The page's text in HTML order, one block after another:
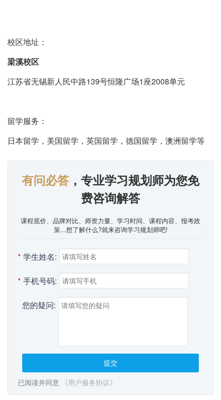
校区地址：
梁溪校区
江苏省无锡新人民中路139号恒隆广场1座2008单元
留学服务：
日本留学，美国留学，英国留学，德国留学，澳洲留学等
有问必答，专业学习规划师为您免
费咨询解答
课程底价、品牌对比、师资力量、学习时间、课程内容、报考政
策...想了解什么?就来咨询学习规划师吧!
* 学生姓名:
* 手机号码:
您的疑问:
提交
已阅读并同意 《用户服务协议》